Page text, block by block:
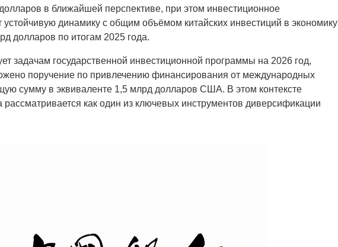
в ближайшей перспективе, при этом инвестиционное
устойчивую динамику с общим объёмом китайских инвестиций в экономику
долларов по итогам 2025 года.
задачам государственной инвестиционной программы на 2026 год,
поручение по привлечению финансирования от международных
сумму в эквиваленте 1,5 млрд долларов США. В этом контексте
рассматривается как один из ключевых инструментов диверсификации